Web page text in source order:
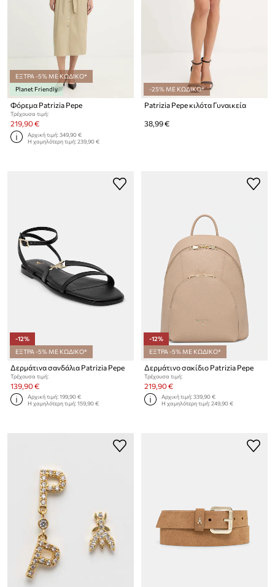
ΕΞΤΡΑ -5% ΜΕ ΚΩΔΙΚΟ*
Planet Friendly
Φόρεμα Patrizia Pepe
Τρέχουσα τιμή:
219,90 €
Αρχική τιμή:349,90 €
Η χαμηλότερη τιμή:239,90 €
-25% ΜΕ ΚΩΔΙΚΟ*
Patrizia Pepe κιλότα Γυναικεία
38,99 €
-12%
ΕΞΤΡΑ -5% ΜΕ ΚΩΔΙΚΟ*
Δερμάτινα σανδάλια Patrizia Pepe
Τρέχουσα τιμή:
139,90 €
Αρχική τιμή:199,90 €
Η χαμηλότερη τιμή:159,90 €
-12%
ΕΞΤΡΑ -5% ΜΕ ΚΩΔΙΚΟ*
Δερμάτινο σακίδιο Patrizia Pepe
Τρέχουσα τιμή:
219,90 €
Αρχική τιμή:339,90 €
Η χαμηλότερη τιμή:249,90 €